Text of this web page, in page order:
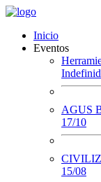
Inicio
Eventos
AGUS
17/10
15/08